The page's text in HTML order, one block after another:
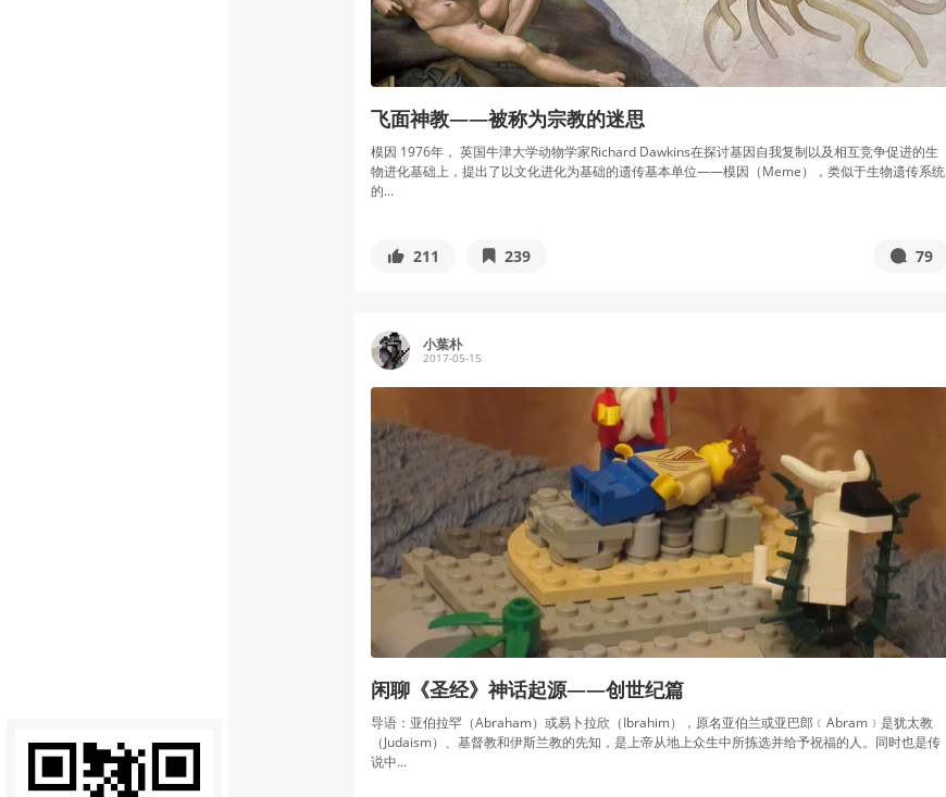
飞面神教——被称为宗教的迷思
模因 1976年， 英国牛津大学动物学家Richard Dawkins在探讨基因自我复制以及相互竞争促进的生
物进化基础上，提出了以文化进化为基础的遗传基本单位——模因（Meme），类似于生物遗传系统
的...
211 239 79
小葉朴
2017-05-15
闲聊《圣经》神话起源——创世纪篇
导语：亚伯拉罕（Abraham）或易卜拉欣（Ibrahim），原名亚伯兰或亚巴郎﹝Abram﹞是犹太教
（Judaism）、基督教和伊斯兰教的先知，是上帝从地上众生中所拣选并给予祝福的人。同时也是传
说中...